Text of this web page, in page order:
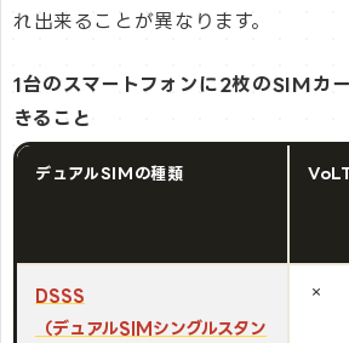
れ出来ることが異なります。
1台のスマートフォンに2枚のSIMカ
きること
デュアルSIMの種類
DSSS
（デュアルSIMシングルスタン
×